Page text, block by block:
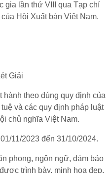
gia lần thứ VIII qua Tạp chí
Hội Xuất bản Việt Nam.
Giải
theo đúng quy định của
và các quy định pháp luật
chủ nghĩa Việt Nam.
11/2023 đến 31/10/2024.
phong, ngôn ngữ, đảm bảo
trình bày, minh họa đẹp,